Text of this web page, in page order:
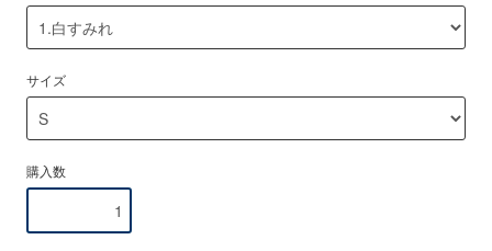
サイズ
購入数